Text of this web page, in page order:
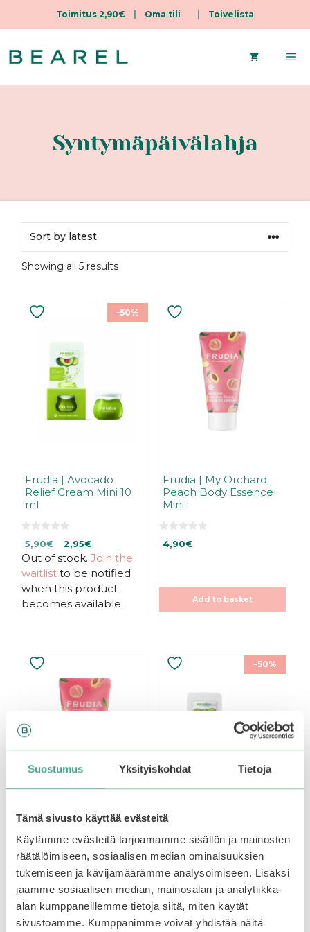
Suostumus Yksityiskohdat Tietoja
Tämä sivusto käyttää evästeitä
Käytämme evästeitä tarjoamamme sisällön ja mainosten
räätälöimiseen, sosiaalisen median ominaisuuksien
tukemiseen ja kävijämäärämme analysoimiseen. Lisäksi
jaamme sosiaalisen median, mainosalan ja analytiikka-
alan kumppaneillemme tietoja siitä, miten käytät
sivustoamme. Kumppanimme voivat yhdistää näitä
Toimitus 2,90€ Oma tili Toivelista
to
content
Syntymäpäivälahja
Showing all 5 resultsSorted
–50%
Frudia | Avocado
Relief Cream Mini 10
ml
o
u
t
o
f
5
Original
price
was:
5,90€.
5,90€Current
price
is:
5,90€.
2,95€
Out of stock. Join the
waitlist to be notified
when this product
becomes available.
Frudia | My Orchard
Peach Body Essence
Mini
o
5
4,90€
Add to basket
Peach Body Wash
Mini 30 ml
0
u
o
4,90€
Add to basket
–50%
Pore Control Cream
10ml
0
u
o
Original
price
was:
5,90€Current
price
is:
2,95€
Add to basket